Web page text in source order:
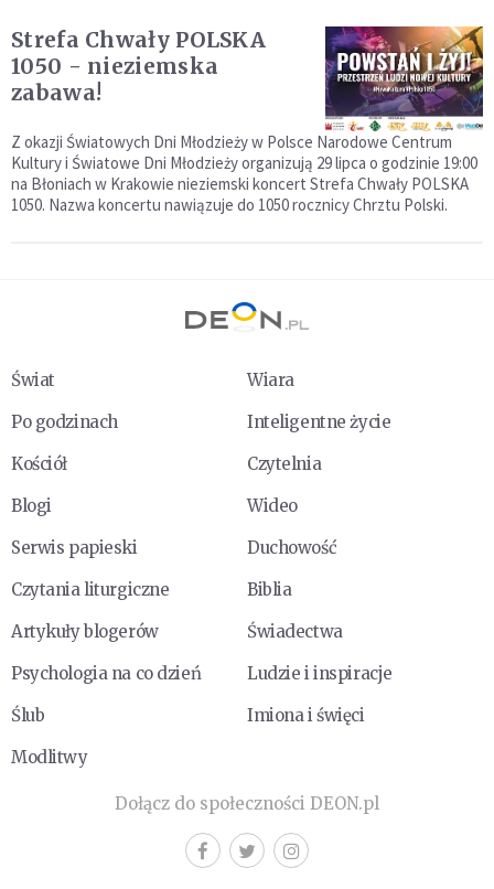
Strefa Chwały POLSKA
1050 - nieziemska
zabawa!
Z okazji Światowych Dni Młodzieży w Polsce Narodowe Centrum
Kultury i Światowe Dni Młodzieży organizują 29 lipca o godzinie 19:00
na Błoniach w Krakowie nieziemski koncert Strefa Chwały POLSKA
1050. Nazwa koncertu nawiązuje do 1050 rocznicy Chrztu Polski.
Świat
Wiara
Po godzinach
Inteligentne życie
Kościół
Czytelnia
Blogi
Wideo
Serwis papieski
Duchowość
Czytania liturgiczne
Biblia
Artykuły blogerów
Świadectwa
Psychologia na co dzień
Ludzie i inspiracje
Ślub
Imiona i święci
Modlitwy
Dołącz do społeczności DEON.pl